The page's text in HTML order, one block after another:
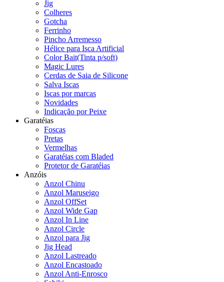
Jig
Colheres
Gotcha
Ferrinho
Pincho Arremesso
Hélice para Isca Artificial
Color Bait(Tinta p/soft)
Magic Lures
Cerdas de Saia de Silicone
Salva Iscas
Iscas por marcas
Novidades
Indicação por Peixe
Garatéias
Foscas
Pretas
Vermelhas
Garatéias com Bladed
Protetor de Garatéias
Anzóis
Anzol Chinu
Anzol Maruseigo
Anzol OffSet
Anzol Wide Gap
Anzol In Line
Anzol Circle
Anzol para Jig
Jig Head
Anzol Lastreado
Anzol Encastoado
Anzol Anti-Enrosco